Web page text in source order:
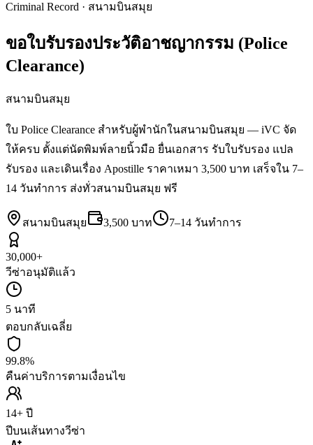
Criminal Record · สนามบินสมุย
ขอใบรับรองประวัติอาชญากรรม (Police
Clearance)
สนามบินสมุย
ใบ Police Clearance สำหรับผู้พำนักในสนามบินสมุย — iVC จัด
ให้ครบ ตั้งแต่นัดพิมพ์ลายนิ้วมือ ยื่นเอกสาร รับใบรับรอง แปล
รับรอง และเดินเรื่อง Apostille ราคาเหมา 3,500 บาท เสร็จใน 7–
14 วันทำการ ส่งทั่วสนามบินสมุย ฟรี
สนามบินสมุย 3,500 บาท 7–14 วันทำการ
30,000+
วีซ่าอนุมัติแล้ว
5 นาที
ตอบกลับเฉลี่ย
99.8%
คืนค่าบริการตามเงื่อนไข
14+ ปี
ปีบนเส้นทางวีซ่า